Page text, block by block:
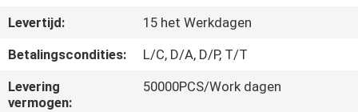
OM
EEN
CITAAT
Levertijd:
15 het Werkdagen
Betalingscondities:
L/C, D/A, D/P, T/T
Levering
vermogen:
50000PCS/Work dagen